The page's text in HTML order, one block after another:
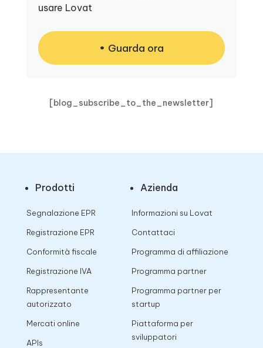
usare Lovat
Guarda ora
[blog_subscribe_to_the_newsletter]
Prodotti
Segnalazione EPR
Registrazione EPR
Conformità fiscale
Registrazione IVA
Rappresentante
autorizzato
Mercati online
APIs
Azienda
Informazioni su Lovat
Contattaci
Programma di affiliazione
Programma partner
Programma partner per
startup
Piattaforma per
sviluppatori